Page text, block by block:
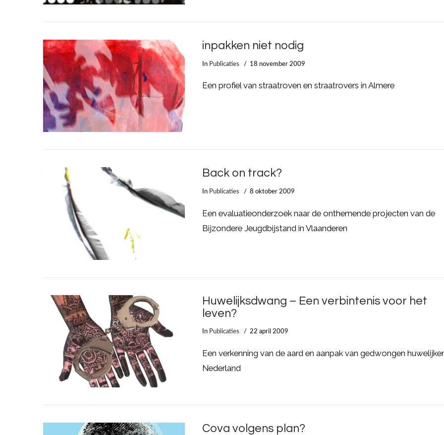
inpakken niet nodig
In Publicaties 18 november 2009
Een profiel van straatroven en straatrovers in Almere
Back on track?
In Publicaties 8 oktober 2009
Een evaluatieonderzoek naar de onthemende projecten van de
Bijzondere Jeugdbijstand in Vlaanderen
Huwelijksdwang – Een verbintenis voor het
leven?
In Publicaties 22 april 2009
Een verkenning van de aard en aanpak van gedwongen
Nederland
Cova volgens plan?